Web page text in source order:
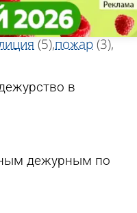
(5)пожар(3)
в
дежурным по